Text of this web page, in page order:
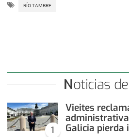
RÍO TAMBRE
Noticias
1
Vieites
Galicia pierda